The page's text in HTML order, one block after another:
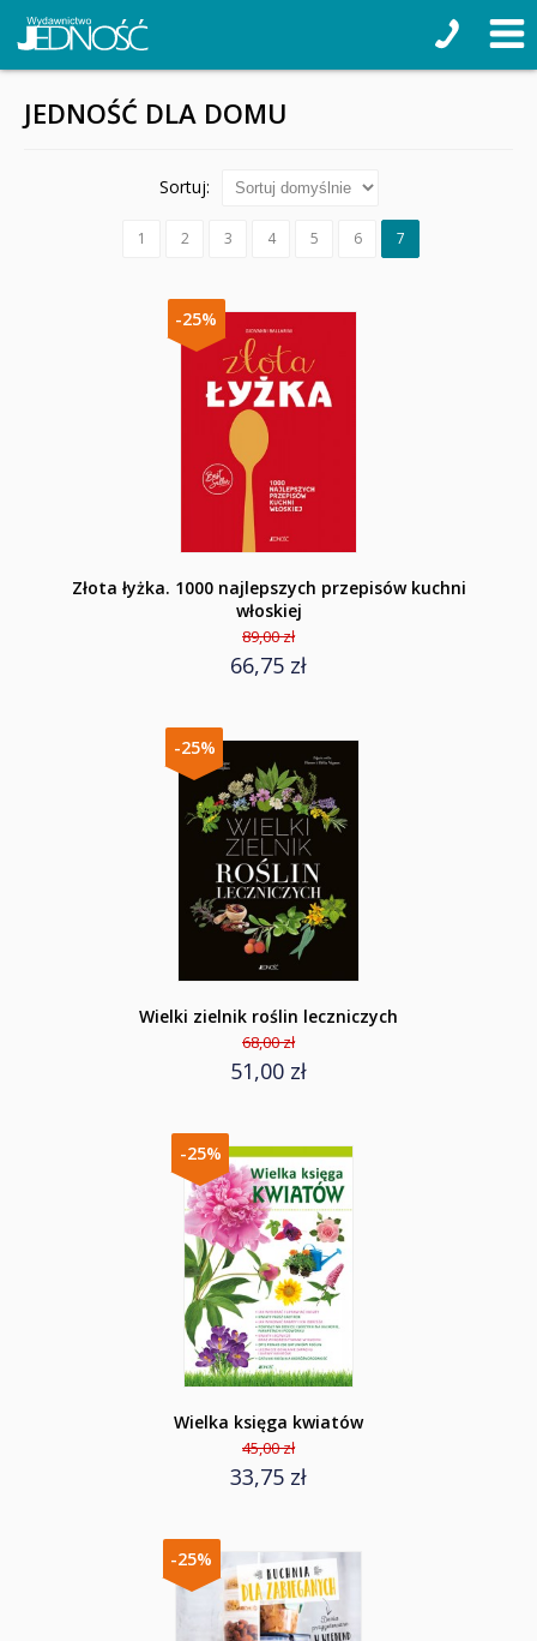
JEDNOŚĆ DLA DOMU
Sortuj:
1 2 3 4 5 6 7
-25%
Złota łyżka. 1000 najlepszych przepisów kuchni
włoskiej
89,00 zł
66,75 zł
-25%
Wielki zielnik roślin leczniczych
68,00 zł
51,00 zł
-25%
Wielka księga kwiatów
45,00 zł
33,75 zł
-25%